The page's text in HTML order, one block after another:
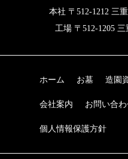
本社 〒512-1212 三
工場 〒512-1205 三
ホーム お墓 造園
会社案内 お問い合
個人情報保護方針